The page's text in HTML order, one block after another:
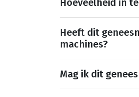
Heeft dit
machines?
Mag ik dit